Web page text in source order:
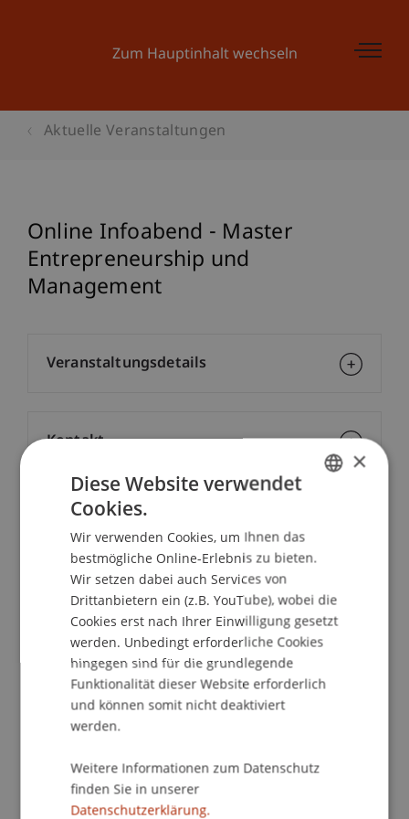
Zum Hauptinhalt wechseln
Aktuelle Veranstaltungen
Online Infoabend - Master
Entrepreneurship und
Management
School/Professur:
Kommunikation und Marketing
Kompakt informiert - bequem von zu Hause
Bei unseren Master Infoabenden erhältst du alle
grundlegenden Informationen zum
Masterstudiengang deiner Wahl, unsere Student
Ambassadors geben dir Einblicke in das
beantworten all deine Fragen individuell. Mit dem
Online Master Infoabend kompakt von zu Hause
Veranstaltungsdetails
Kontakt
×
Diese Website verwendet
Cookies.
Wir verwenden Cookies, um Ihnen das
bestmögliche Online-Erlebnis zu bieten.
Wir setzen dabei auch Services von
Drittanbietern ein (z.B. YouTube), wobei die
Cookies erst nach Ihrer Einwilligung gesetzt
werden. Unbedingt erforderliche Cookies
hingegen sind für die grundlegende
Funktionalität dieser Website erforderlich
und können somit nicht deaktiviert
werden.
Weitere Informationen zum Datenschutz
finden Sie in unserer
Datenschutzerklärung.